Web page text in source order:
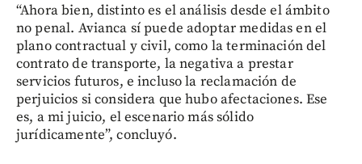
“Ahora bien, distinto es el análisis desde el ámbito
no penal. Avianca sí puede adoptar medidas en el
plano contractual y civil, como la terminación del
contrato de transporte, la negativa a prestar
servicios futuros, e incluso la reclamación de
perjuicios si considera que hubo afectaciones. Ese
es, a mi juicio, el escenario más sólido
jurídicamente”, concluyó.